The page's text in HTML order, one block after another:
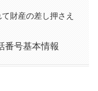
財産の差し押さえ
番号基本情報